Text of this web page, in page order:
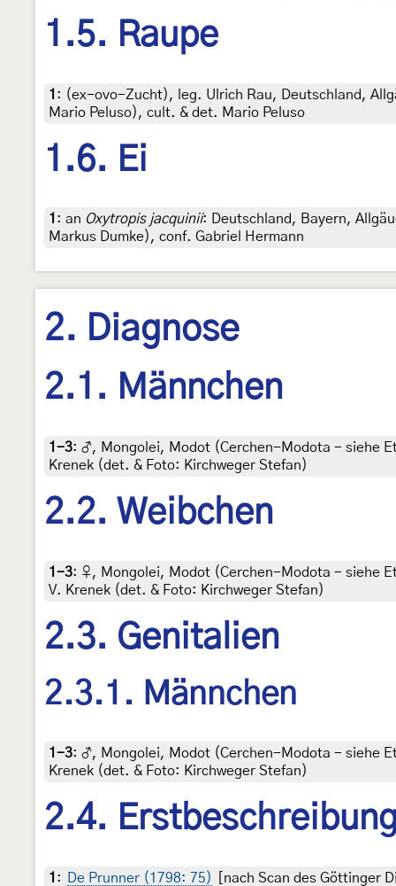
1.5. Raupe
1 : (ex-ovo-Zucht), leg. Ulrich Rau, Deutschland,
Mario Peluso), cult. & det. Mario Peluso
1.6. Ei
1 : an Oxytropis jacquinii: Deutschland, Bayern,
Markus Dumke), conf. Gabriel Hermann
2. Diagnose
2.1. Männchen
1-3: ♂, Mongolei, Modot (Cerchen-Modota - siehe
Krenek (det. & Foto: Kirchweger Stefan)
2.2. Weibchen
1-3: ♀, Mongolei, Modot (Cerchen-Modota - siehe
V. Krenek (det. & Foto: Kirchweger Stefan)
2.3. Genitalien
2.3.1. Männchen
1-3: ♂, Mongolei, Modot (Cerchen-Modota - siehe
Krenek (det. & Foto: Kirchweger Stefan)
2.4.
1 : De Prunner (1798: 75)
[nach Scan des Göttinger